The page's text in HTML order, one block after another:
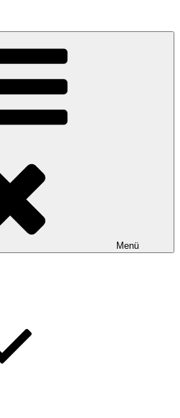
Menü